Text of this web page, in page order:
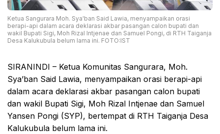
Ketua Sangurara Moh. Sya'ban Said Lawia, menyampaikan orasi
berapi-api dalam acara deklarasi akbar pasangan calon bupati dan
wakil Bupati Sigi, Moh Rizal Intjenae dan Samuel Pongi, di RTH Taiganja
Desa Kalukubula belum lama ini. FOTO:IST
SIRANINDI – Ketua Komunitas Sangurara, Moh.
Sya’ban Said Lawia, menyampaikan orasi berapi-api
dalam acara deklarasi akbar pasangan calon bupati
dan wakil Bupati Sigi, Moh Rizal Intjenae dan Samuel
Yansen Pongi (SYP), bertempat di RTH Taiganja Desa
Kalukubula belum lama ini.